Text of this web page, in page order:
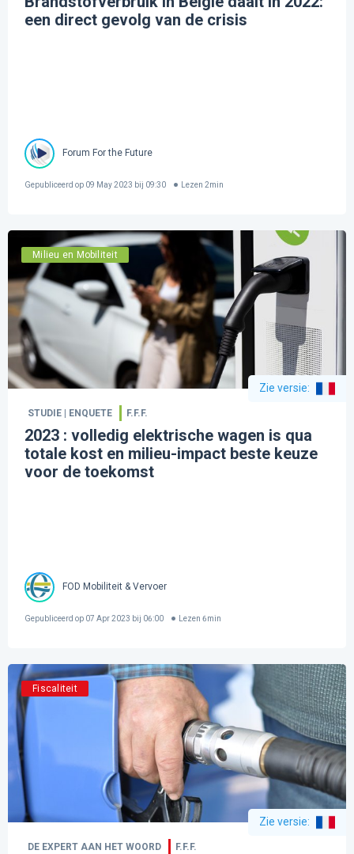
een direct gevolg van de crisis
Forum For the Future
Gepubliceerd op 09 May 2023 bij 09:30 Lezen 2min
Milieu en Mobiliteit
Zie versie:
STUDIE | ENQUETE F.F.F.
2023 : volledig elektrische wagen is qua
totale kost en milieu-impact beste keuze
voor de toekomst
FOD Mobiliteit & Vervoer
Gepubliceerd op 07 Apr 2023 bij 06:00 Lezen 6min
Fiscaliteit
Zie versie:
DE EXPERT AAN HET WOORD F.F.F.